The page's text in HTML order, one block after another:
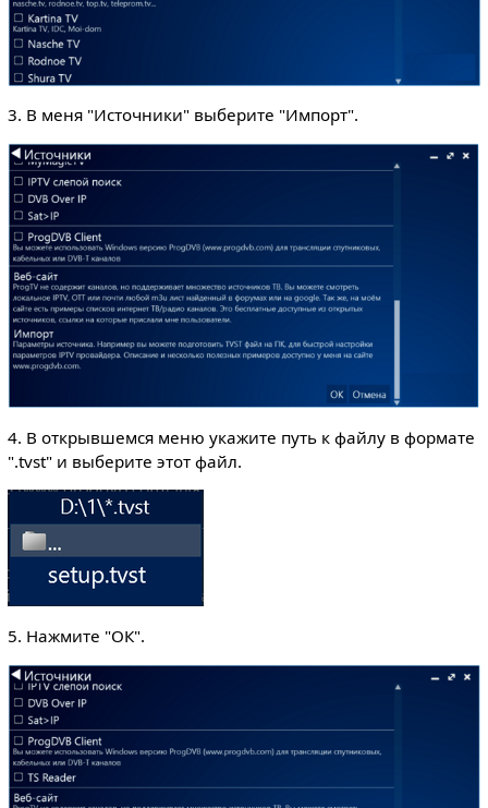
3. В меня "Источники" выберите "Импорт".
4. В открывшемся меню укажите путь к файлу в формате
".tvst" и выберите этот файл.
5. Нажмите "ОК".